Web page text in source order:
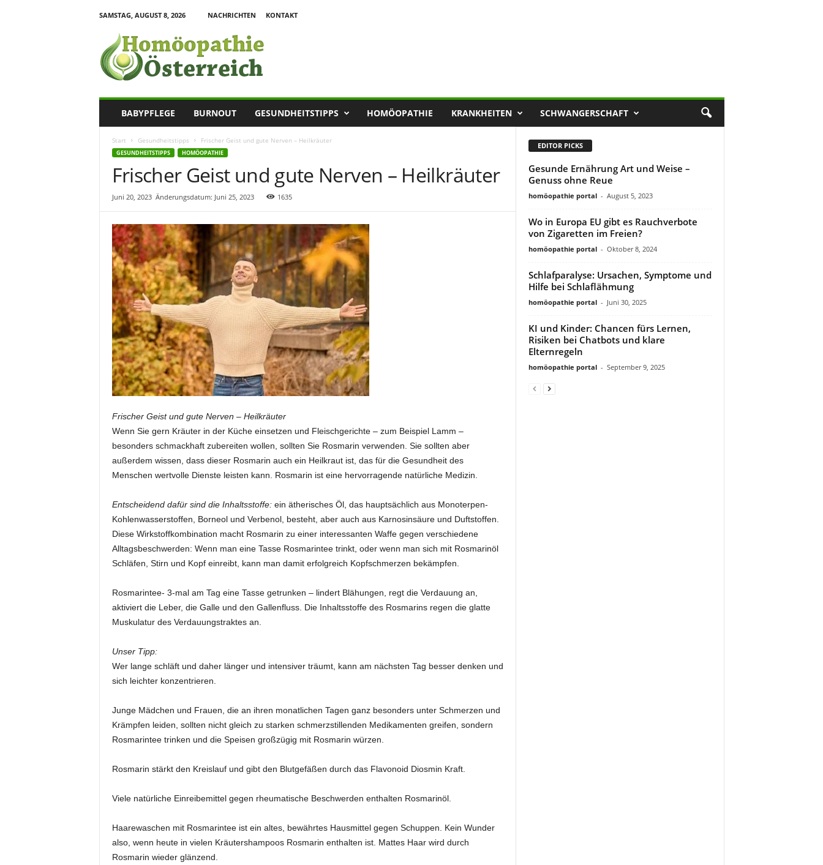
SAMSTAG, AUGUST 8, 2026 NACHRICHTEN
KONTAKT
m
o
BABYPFLEGE BURNOUT GESUNDHEITSTIPPS HOMÖOPATHIE KRANKHEITEN SCHWANGERSCHAFT
Start Gesundheitstipps Frischer Geist und gute Nerven – Heilkräuter
GESUNDHEITSTIPPS HOMÖOPATHIE
Frischer Geist und gute Nerven – Heilkräuter
Juni 20, 2023 Änderungsdatum: Juni 25, 2023 1635
Frischer Geist und gute Nerven – Heilkräuter
Wenn Sie gern Kräuter in der Küche einsetzen und Fleischgerichte – zum Beispiel Lamm –
besonders schmackhaft zubereiten wollen, sollten Sie Rosmarin verwenden. Sie sollten aber
außerdem wissen, dass dieser Rosmarin auch ein Heilkraut ist, das für die Gesundheit des
Menschen wertvolle Dienste leisten kann. Rosmarin ist eine hervorragende natürliche Medizin.
Entscheidend dafür sind die Inhaltsstoffe:ein ätherisches Öl, das hauptsächlich aus Monoterpen-
Kohlenwasserstoffen, Borneol und Verbenol, besteht, aber auch aus Karnosinsäure und Duftstoffen.
Diese Wirkstoffkombination macht Rosmarin zu einer interessanten Waffe gegen verschiedene
Alltagsbeschwerden: Wenn man eine Tasse Rosmarintee trinkt, oder wenn man sich mit Rosmarinöl
Schläfen, Stirn und Kopf einreibt, kann man damit erfolgreich Kopfschmerzen bekämpfen.
Rosmarintee- 3-mal am Tag eine Tasse getrunken – lindert Blähungen, regt die Verdauung an,
aktiviert die Leber, die Galle und den Gallenfluss. Die Inhaltsstoffe des Rosmarins regen die glatte
Muskulatur des Verdauungstraktes an.
Unser Tipp:
Wer lange schläft und daher länger und intensiver träumt, kann am nächsten Tag besser denken und
sich leichter konzentrieren.
Junge Mädchen und Frauen, die an ihren monatlichen Tagen ganz besonders unter Schmerzen und
Krämpfen leiden, sollten nicht gleich zu starken schmerzstillenden Medikamenten greifen, sondern
Rosmarintee trinken und die Speisen großzügig mit Rosmarin würzen.
Rosmarin stärkt den Kreislauf und gibt den Blutgefäßen durch das Flavonoid Diosmin Kraft.
Viele natürliche Einreibemittel gegen rheumatische Beschwerden enthalten Rosmarinöl.
Haarewaschen mit Rosmarintee ist ein altes, bewährtes Hausmittel gegen Schuppen. Kein Wunder
also, wenn heute in vielen Kräutershampoos Rosmarin enthalten ist. Mattes Haar wird durch
Rosmarin wieder glänzend.
EDITOR PICKS
Gesunde Ernährung Art und Weise –
Genuss ohne Reue
homöopathie portal - August 5, 2023
Wo in Europa EU gibt es Rauchverbote
von Zigaretten im Freien?
homöopathie portal - Oktober 8, 2024
Schlafparalyse: Ursachen, Symptome und
Hilfe bei Schlaflähmung
homöopathie portal - Juni 30, 2025
KI und Kinder: Chancen fürs Lernen,
Risiken bei Chatbots und klare
Elternregeln
homöopathie portal - September 9, 2025